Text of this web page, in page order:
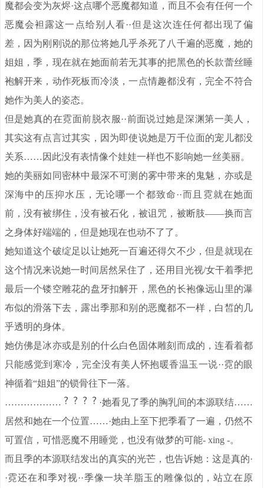
魔都会变为灰烬·这点哪个恶魔都知道，而且不会有任何一个
恶魔会袒露这一点给别人看··但是这次连任何都出现了偏
差，因为刚刚说的那位将她几乎杀死了八千遍的恶魔，她的
姐姐，季，现在就在她面前若无其事的把黑色的长款蕾丝睡
袍解开来，动作死板而冷淡，一点情趣都没有，完全不符合
她作为美人的姿态。
但是她真的在霓面前脱衣服··前面说过她是深渊第一美人，
其实这有点言过其实，因为即使说她是万千位面的宠儿都没
关系……因此没有表情像个娃娃一样也不影响她一丝美丽。
她的美丽如同密林中最深不可测的雾中带来的鬼魅，亦或是
深海中的压抑水压，无论哪一个都致命··而且霓就在她面
前，没有被绑住，没有被石化，被诅咒，被断肢——换而言
之身体好端端的，但是她现在也动不了了。
她知道这个破绽足以让她死一百遍还得欠不少，但是就现在
这个情况来说她一时间居然呆住了，还用目光视/女干着季把
最后一个镂空雕花的盘牙扣解开，黑色的长袍像远山里的瀑
布似的滑落下去，露出季那和别的恶魔都不一样，白皙的几
乎透明的身体。
她仿佛是冰亦或是别的什么白色固体雕刻而成的，连看着都
只能感觉到寒冷，完全没有美人怀抱暖香温玉一说··霓的眼
神循着“姐姐”的锁骨往下一落。
………………
·她看见了季的胸乳间的本源联结……
居然和她在一个位置……·她由上至下把季看了一遍，仍然不
可置信，可惜恶魔不用睡觉，也没有做梦的可能- xing -。
而且季的本源联结发出的真实的光芒，也告诉她：这是真的·
·霓还在和季对视··季像一块羊脂玉的雕像似的，站立在原